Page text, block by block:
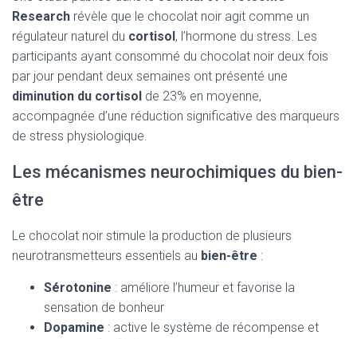
Research révèle que le chocolat noir agit comme un
régulateur naturel du cortisol, l’hormone du stress. Les
participants ayant consommé du chocolat noir deux fois
par jour pendant deux semaines ont présenté une
diminution du cortisol de 23% en moyenne,
accompagnée d’une réduction significative des marqueurs
de stress physiologique.
Les mécanismes neurochimiques du bien-
être
Le chocolat noir stimule la production de plusieurs
neurotransmetteurs essentiels au bien-être :
Sérotonine : améliore l’humeur et favorise la
sensation de bonheur
Dopamine : active le système de récompense et